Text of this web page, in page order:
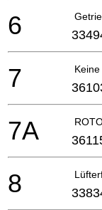
6
7
7A
8